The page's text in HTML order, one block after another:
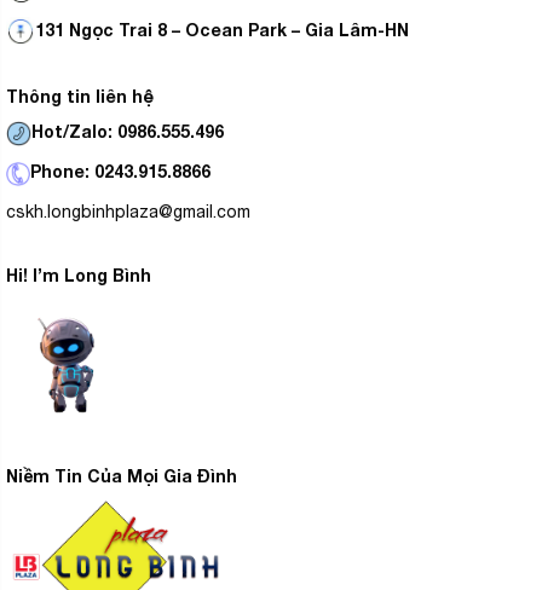
131 Ngọc Trai 8 – Ocean Park – Gia Lâm-HN
Thông tin liên hệ
Hot/Zalo: 0986.555.496
Phone: 0243.915.8866
cskh.longbinhplaza@gmail.com
Hi! I’m Long Bình
Niềm Tin Của Mọi Gia Đình